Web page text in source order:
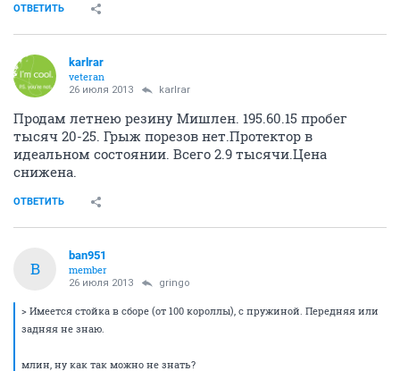
ОТВЕТИТЬ
karlrar
veteran
26 июля 2013 karlrar
Продам летнею резину Мишлен. 195.60.15 пробег
тысяч 20-25. Грыж порезов нет.Протектор в
идеальном состоянии. Всего 2.9 тысячи.Цена
снижена.
ОТВЕТИТЬ
B
ban951
member
26 июля 2013 gringo
> Имеется стойка в сборе (от 100 короллы), с пружиной. Передняя или
задняя не знаю.
млин, ну как так можно не знать?